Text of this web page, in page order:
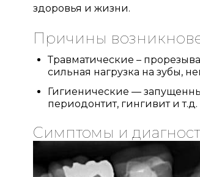
здоровья и жизни.
Причины
Травматические –
сильная нагрузка на зубы,
Гигиенические —
периодонтит, гингивит и т.д.
Симптомы и